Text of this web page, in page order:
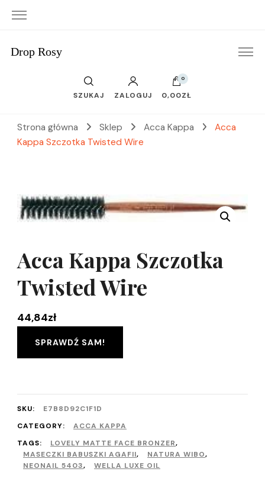
Drop Rosy
SZUKAJ ZALOGUJ
0
0,00ZŁ
Strona główna Sklep Acca Kappa
Acca
Kappa Szczotka Twisted Wire
Acca Kappa Szczotka
Twisted Wire
44,84zł
SPRAWDŹ SAM!
SKU:
E7B8D92C1F1D
CATEGORY:
ACCA KAPPA
TAGS:
LOVELY MATTE FACE BRONZER,
MASECZKI BABUSZKI AGAFII, NATURA WIBO,
NEONAIL 5403, WELLA LUXE OIL